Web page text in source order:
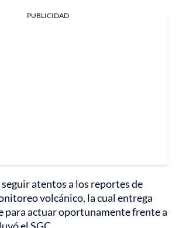
PUBLICIDAD
atentos a los reportes de
volcánico, la cual entrega
para actuar oportunamente frente a
el SGC.